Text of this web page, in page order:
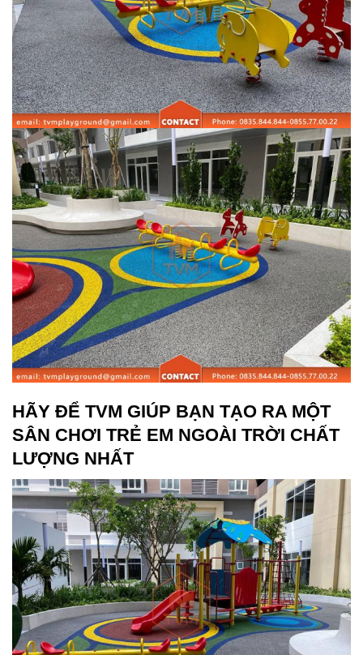
HÃY ĐỂ TVM GIÚP BẠN TẠO RA MỘT
SÂN CHƠI TRẺ EM NGOÀI TRỜI CHẤT
LƯỢNG NHẤT